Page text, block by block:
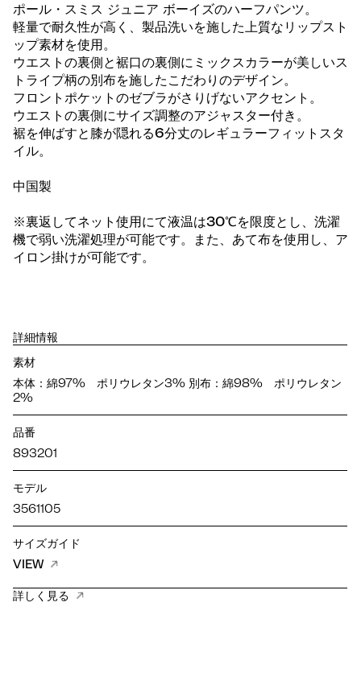
ポール・スミス ジュニア ボーイズのハーフパンツ。
軽量で耐久性が高く、製品洗いを施した上質なリップスト
ップ素材を使用。
ウエストの裏側と裾口の裏側にミックスカラーが美しいス
トライプ柄の別布を施したこだわりのデザイン。
フロントポケットのゼブラがさりげないアクセント。
ウエストの裏側にサイズ調整のアジャスター付き。
裾を伸ばすと膝が隠れる6分丈のレギュラーフィットスタ
イル。
中国製
※裏返してネット使用にて液温は30℃を限度とし、洗濯
機で弱い洗濯処理が可能です。また、あて布を使用し、ア
イロン掛けが可能です。
詳細情報
素材
本体：綿97% ポリウレタン3% 別布：綿98% ポリウレタン
2%
品番
893201
モデル
3561105
サイズガイド
VIEW
詳しく見る